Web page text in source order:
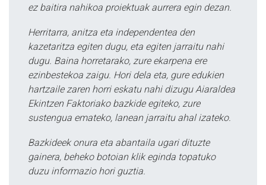
ez baitira nahikoa proiektuak aurrera egin dezan.
Herritarra, anitza eta independentea den
kazetaritza egiten dugu, eta egiten jarraitu nahi
dugu. Baina horretarako, zure ekarpena ere
ezinbestekoa zaigu. Hori dela eta, gure edukien
hartzaile zaren horri eskatu nahi dizugu Aiaraldea
Ekintzen Faktoriako bazkide egiteko, zure
sustengua emateko, lanean jarraitu ahal izateko.
Bazkideek onura eta abantaila ugari dituzte
gainera, beheko botoian klik eginda topatuko
duzu informazio hori guztia.